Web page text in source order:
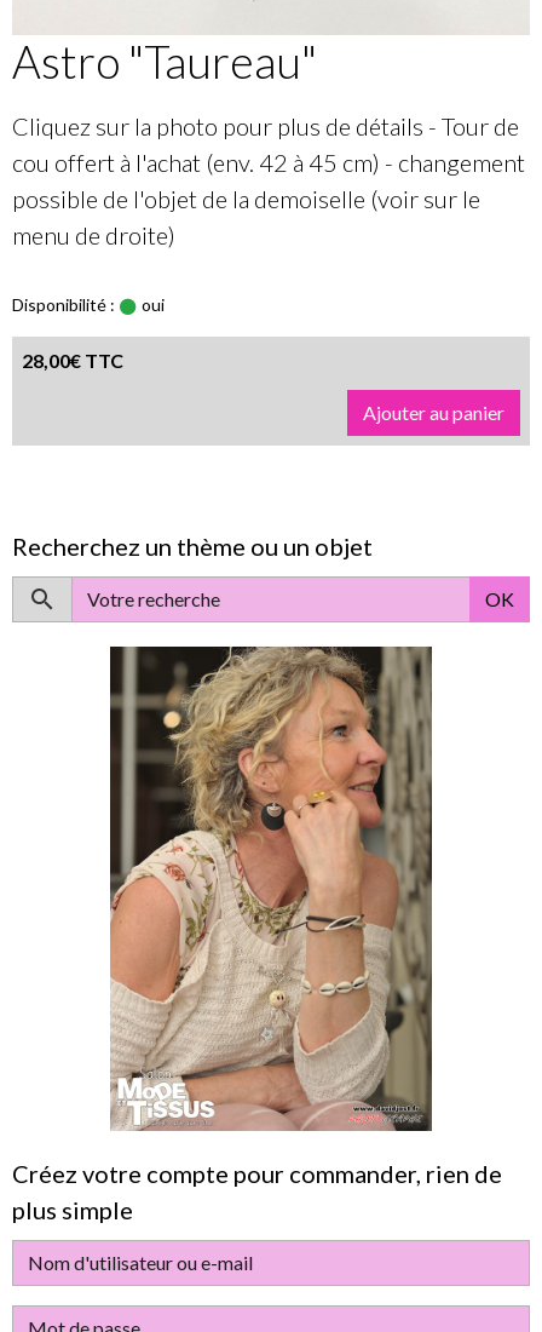
Astro "Taureau"
Cliquez sur la photo pour plus de détails - Tour de
cou offert à l'achat (env. 42 à 45 cm) - changement
possible de l'objet de la demoiselle (voir sur le
menu de droite)
Disponibilité : oui
28,00€ TTC
Ajouter au panier
Recherchez un thème ou un objet
OK
Créez votre compte pour commander, rien de
plus simple